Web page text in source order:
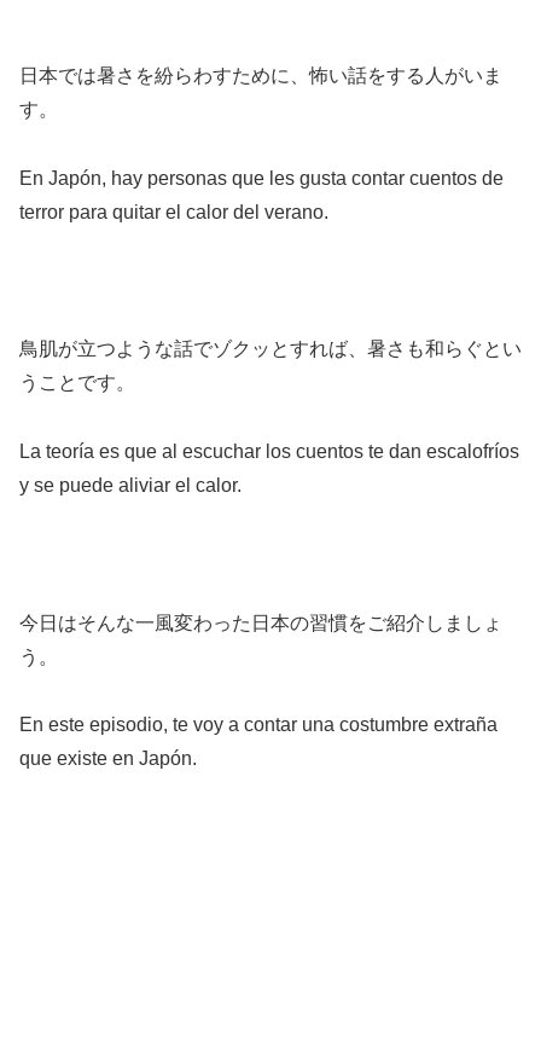
日本では暑さを紛らわすために、怖い話をする人がいま
す。
En Japón, hay personas que les gusta contar cuentos de
terror para quitar el calor del verano.
鳥肌が立つような話でゾクッとすれば、暑さも和らぐとい
うことです。
La teoría es que al escuchar los cuentos te dan escalofríos
y se puede aliviar el calor.
今日はそんな一風変わった日本の習慣をご紹介しましょ
う。
En este episodio, te voy a contar una costumbre extraña
que existe en Japón.